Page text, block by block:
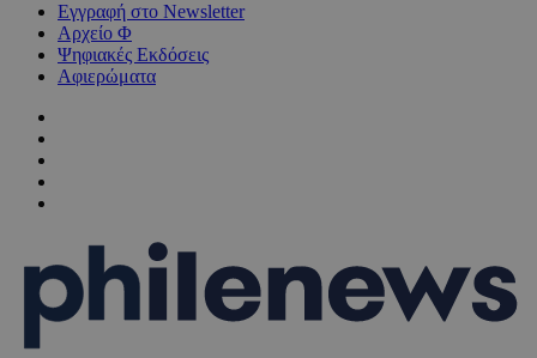
Εγγραφή στο Newsletter
Αρχείο Φ
Ψηφιακές Εκδόσεις
Αφιερώματα